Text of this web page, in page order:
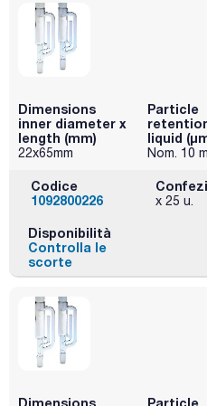
Dimensions
inner diameter x
length (mm)
22x65mm
Particle
liquid
Nom. 10
Codice
1092800226
x 25 u.
Disponibilità
Controlla le
scorte
Dimensions Particle